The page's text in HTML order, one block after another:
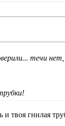
течи
твоя гнилая